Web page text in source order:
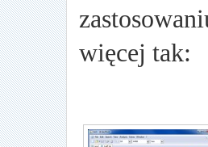
więcej tak: